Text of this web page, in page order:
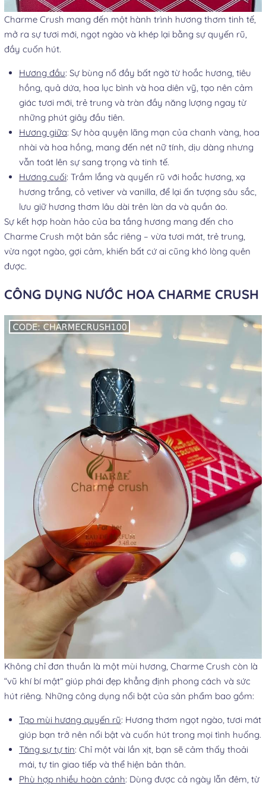
Charme Crush mang đến một hành trình hương thơm tinh tế,
mở ra sự tươi mới, ngọt ngào và khép lại bằng sự quyến rũ,
đầy cuốn hút.
Hương đầu: Sự bùng nổ đầy bất ngờ từ hoắc hương, tiêu
hồng, quả dứa, hoa lục bình và hoa diên vỹ, tạo nên cảm
giác tươi mới, trẻ trung và tràn đầy năng lượng ngay từ
những phút giây đầu tiên.
Hương giữa: Sự hòa quyện lãng mạn của chanh vàng, hoa
nhài và hoa hồng, mang đến nét nữ tính, dịu dàng nhưng
vẫn toát lên sự sang trọng và tinh tế.
Hương cuối: Trầm lắng và quyến rũ với hoắc hương, xạ
hương trắng, cỏ vetiver và vanilla, để lại ấn tượng sâu sắc,
lưu giữ hương thơm lâu dài trên làn da và quần áo.
Sự kết hợp hoàn hảo của ba tầng hương mang đến cho
Charme Crush một bản sắc riêng – vừa tươi mát, trẻ trung,
vừa ngọt ngào, gợi cảm, khiến bất cứ ai cũng khó lòng quên
được.
CÔNG DỤNG NƯỚC HOA CHARME CRUSH
Không chỉ đơn thuần là một mùi hương, Charme Crush còn là
“vũ khí bí mật” giúp phái đẹp khẳng định phong cách và sức
hút riêng. Những công dụng nổi bật của sản phẩm bao gồm:
Tạo mùi hương quyến rũ: Hương thơm ngọt ngào, tươi mát
giúp bạn trở nên nổi bật và cuốn hút trong mọi tình huống.
Tăng sự tự tin: Chỉ một vài lần xịt, bạn sẽ cảm thấy thoải
mái, tự tin giao tiếp và thể hiện bản thân.
Phù hợp nhiều hoàn cảnh: Dùng được cả ngày lẫn đêm, từ